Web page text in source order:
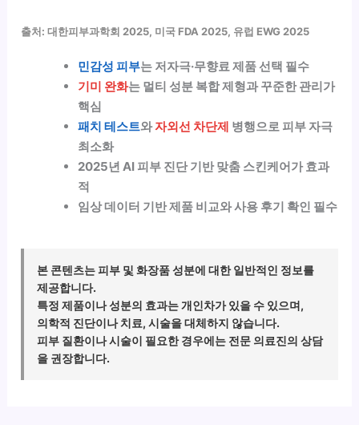
출처: 대한피부과학회 2025, 미국 FDA 2025, 유럽 EWG 2025
민감성 피부는 저자극·무향료 제품 선택 필수
기미 완화는 멀티 성분 복합 제형과 꾸준한 관리가
핵심
패치 테스트와자외선 차단제 병행으로 피부 자극
최소화
2025년AI 피부 진단기반 맞춤 스킨케어가 효과
적
임상 데이터 기반 제품 비교와 사용 후기 확인 필수
본 콘텐츠는 피부 및 화장품 성분에 대한 일반적인 정보를
제공합니다.
특정 제품이나 성분의 효과는 개인차가 있을 수 있으며,
의학적 진단이나 치료, 시술을 대체하지 않습니다.
피부 질환이나 시술이 필요한 경우에는 전문 의료진의 상담
을 권장합니다.